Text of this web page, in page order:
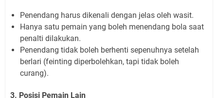
Penendang harus dikenali dengan jelas oleh wasit.
Hanya satu pemain yang boleh menendang bola saat
penalti dilakukan.
Penendang tidak boleh berhenti sepenuhnya setelah
berlari (feinting diperbolehkan, tapi tidak boleh
curang).
3. Posisi Pemain Lain